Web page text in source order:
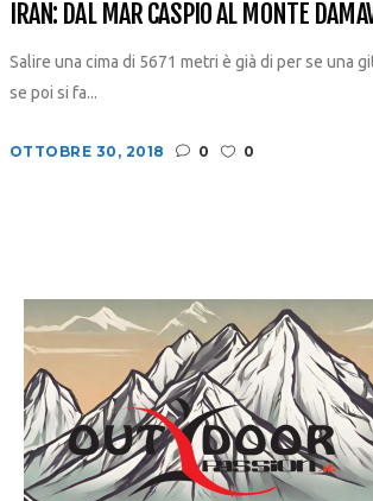
IRAN: DAL MAR CASPIO AL MONTE
Salire una cima di 5671 metri è già di per se una
se poi si fa...
OTTOBRE 30, 2018 0 0